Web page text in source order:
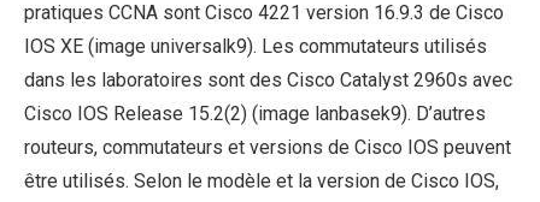
pratiques CCNA sont Cisco 4221 version 16.9.3 de Cisco
IOS XE (image universalk9). Les commutateurs utilisés
dans les laboratoires sont des Cisco Catalyst 2960s avec
Cisco IOS Release 15.2(2) (image lanbasek9). D’autres
routeurs, commutateurs et versions de Cisco IOS peuvent
être utilisés. Selon le modèle et la version de Cisco IOS,